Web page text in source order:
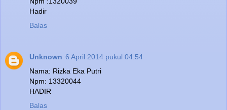
Hadir
Balas
Unknown 6 April 2014 pukul 04.54
Nama: Rizka Eka Putri
Npm: 13320044
HADIR
Balas